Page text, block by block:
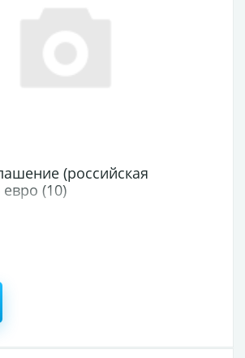
(российская
(10)